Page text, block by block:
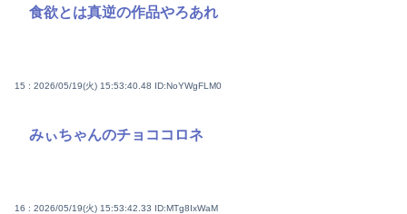
食欲とは真逆の作品やろあれ
15 : 2026/05/19(火) 15:53:40.48 ID:NoYWgFLM0
みぃちゃんのチョココロネ
16 : 2026/05/19(火) 15:53:42.33 ID:MTg8IxWaM